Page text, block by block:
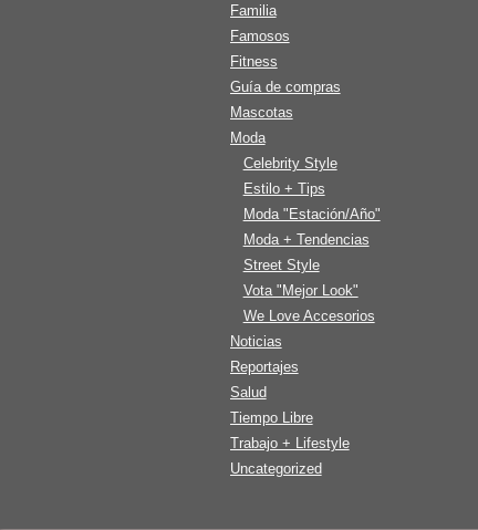
Familia
Famosos
Fitness
Guía de compras
Mascotas
Moda
Celebrity Style
Estilo + Tips
Moda "Estación/Año"
Moda + Tendencias
Street Style
Vota "Mejor Look"
We Love Accesorios
Noticias
Reportajes
Salud
Tiempo Libre
Trabajo + Lifestyle
Uncategorized